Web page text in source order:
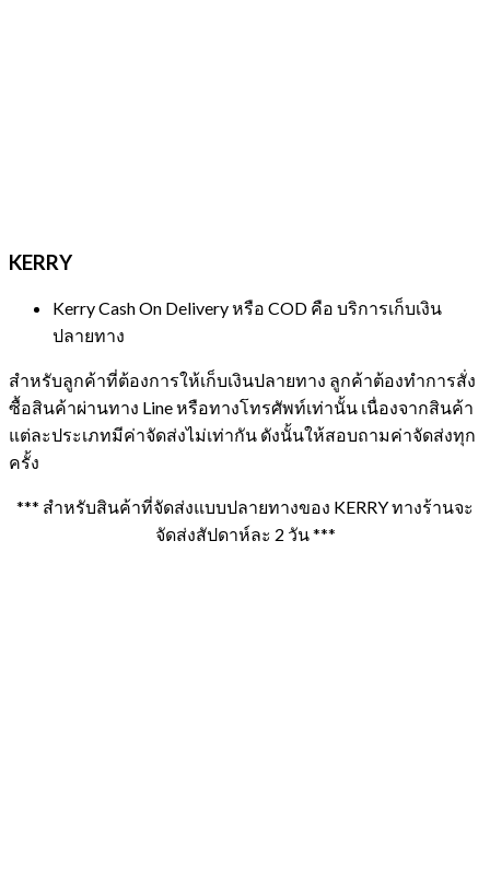
KERRY
Kerry Cash On Delivery หรือ COD คือ บริการเก็บเงิน
ปลายทาง
สำหรับลูกค้าที่ต้องการให้เก็บเงินปลายทาง ลูกค้าต้องทำการสั่ง
ซื้อสินค้าผ่านทาง Line หรือทางโทรศัพท์เท่านั้น เนื่องจากสินค้า
แต่ละประเภทมีค่าจัดส่งไม่เท่ากัน ดังนั้นให้สอบถามค่าจัดส่งทุก
ครั้ง
*** สำหรับสินค้าที่จัดส่งแบบปลายทางของ KERRY ทางร้านจะ
จัดส่งสัปดาห์ละ 2 วัน ***